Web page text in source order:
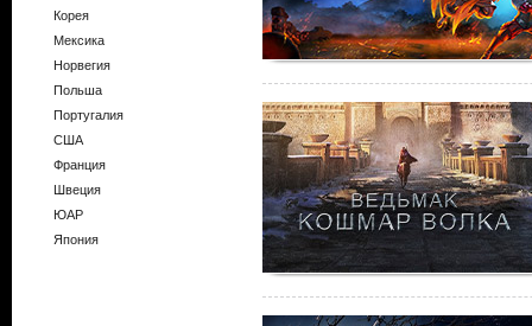
Корея
Мексика
Норвегия
Польша
Португалия
США
Франция
Швеция
ЮАР
Япония